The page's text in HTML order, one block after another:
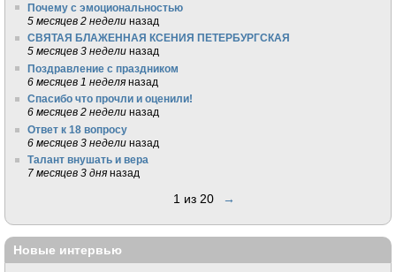
Почему с эмоциональностью
5 месяцев 2 недели назад
СВЯТАЯ БЛАЖЕННАЯ КСЕНИЯ ПЕТЕРБУРГСКАЯ
5 месяцев 3 недели назад
Поздравление с праздником
6 месяцев 1 неделя назад
Спасибо что прочли и оценили!
6 месяцев 2 недели назад
Ответ к 18 вопросу
6 месяцев 3 недели назад
Талант внушать и вера
7 месяцев 3 дня назад
1 из 20 →
Новые интервью